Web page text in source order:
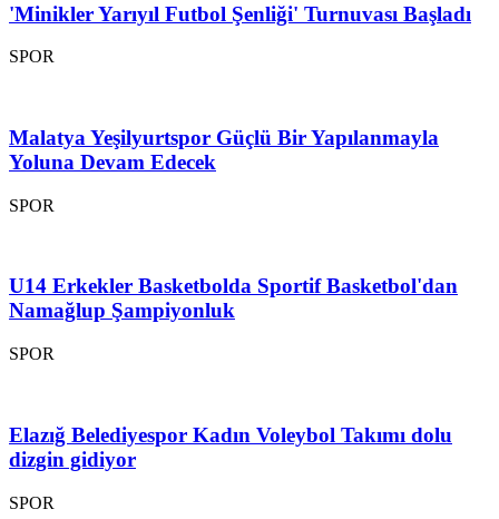
'Minikler Yarıyıl Futbol Şenliği' Turnuvası Başladı
SPOR
Malatya Yeşilyurtspor Güçlü Bir Yapılanmayla
Yoluna Devam Edecek
SPOR
U14 Erkekler Basketbolda Sportif Basketbol'dan
Namağlup Şampiyonluk
SPOR
Elazığ Belediyespor Kadın Voleybol Takımı dolu
dizgin gidiyor
SPOR